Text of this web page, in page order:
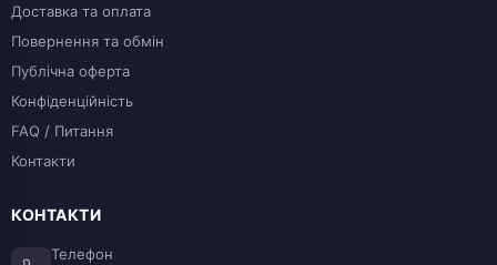
Доставка та оплата
Повернення та обмін
Публічна оферта
Конфіденційність
FAQ / Питання
Контакти
КОНТАКТИ
Телефон